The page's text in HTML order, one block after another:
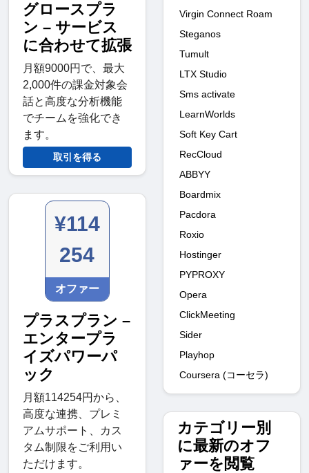
グロースプラ
ン – サービス
に合わせて拡張
月額9000円で、最大
2,000件の課金対象会
話と高度な分析機能
でチームを強化でき
ます。
取引を得る
¥114
254
オファー
プラスプラン –
エンタープラ
イズパワーパ
ック
月額114254円から、
高度な連携、プレミ
アムサポート、カス
タム制限をご利用い
ただけます。
Virgin Connect Roam
Steganos
Tumult
LTX Studio
Sms activate
LearnWorlds
Soft Key Cart
RecCloud
ABBYY
Boardmix
Pacdora
Roxio
Hostinger
PYPROXY
Opera
ClickMeeting
Sider
Playhop
Coursera (コーセラ)
カテゴリー別
に最新のオフ
ァーを閲覧